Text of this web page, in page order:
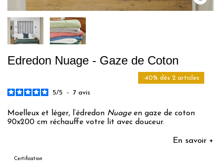
Edredon Nuage - Gaze de Coton
-40% dès 2 articles
5/5 - 7 avis
Moelleux et léger, l’édredon Nuageen gaze de coton
90x200 cm réchauffe votre lit avec douceur.
En savoir +
Certification